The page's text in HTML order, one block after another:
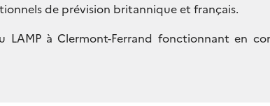
de prévision britannique et français.
LAMP à Clermont-Ferrand fonctionnant en